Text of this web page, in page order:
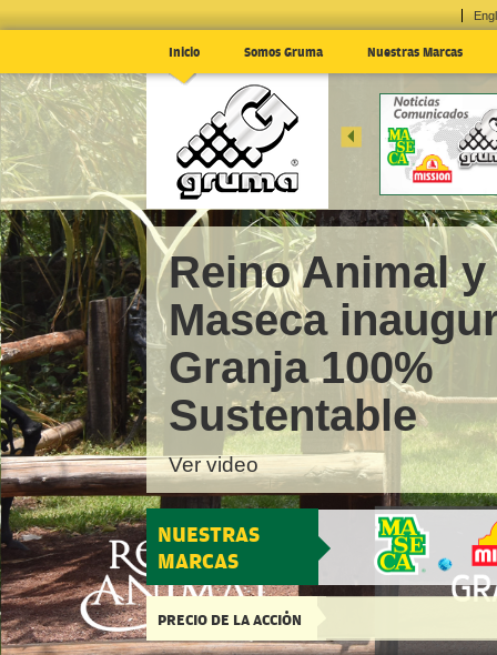
Inicio Somos Gruma Nuestras Marcas
EN EL 1T24; EL
MÉXICO
Reino Animal y
Maseca
Granja 100%
Sustentable
Ver video
NUESTRAS
MARCAS
PRECIO DE LA ACCIÓN